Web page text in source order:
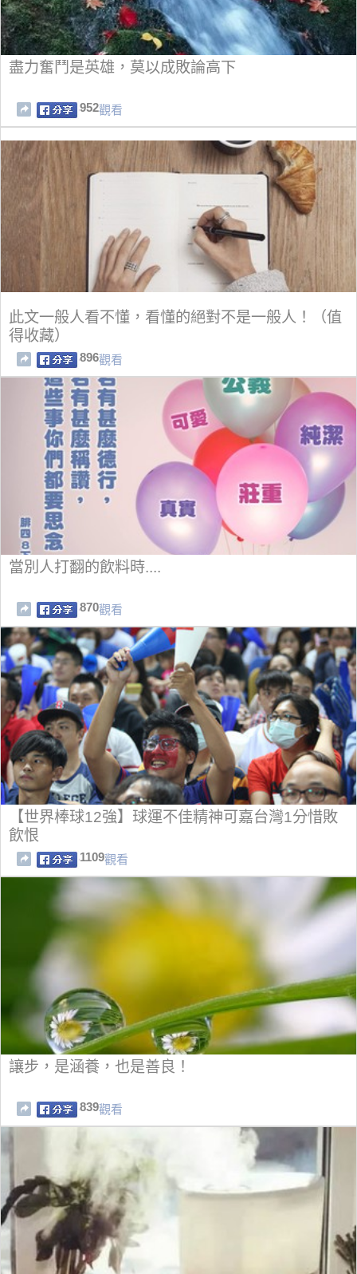
盡力奮鬥是英雄，莫以成敗論高下
952觀看
此文一般人看不懂，看懂的絕對不是一般人！（值
得收藏）
896觀看
當別人打翻的飲料時....
870觀看
【世界棒球12強】球運不佳精神可嘉台灣1分惜敗
飲恨
1109觀看
讓步，是涵養，也是善良！
839觀看